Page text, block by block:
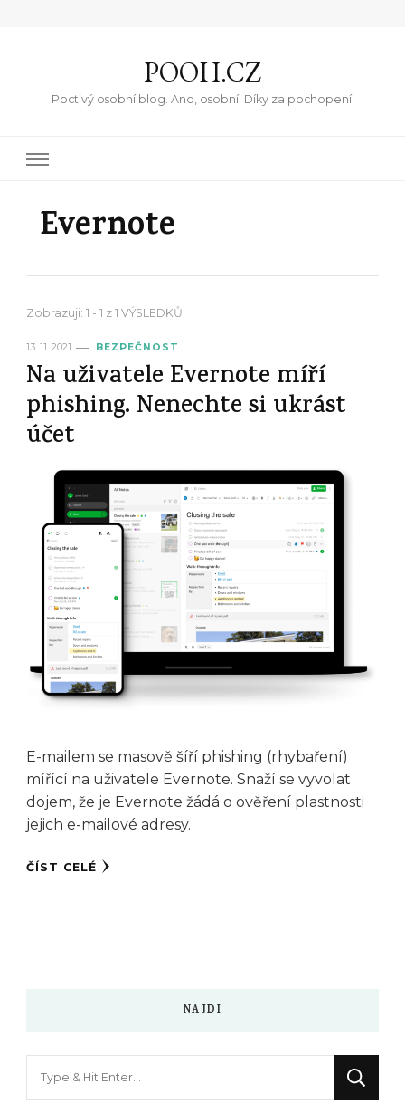
POOH.CZ
Poctivý osobní blog. Ano, osobní. Díky za pochopení.
Evernote
Zobrazuji: 1 - 1 z 1 VÝSLEDKŮ
13. 11. 2021 BEZPEČNOST
Na uživatele Evernote míří
phishing. Nenechte si ukrást
účet
E-mailem se masově šíří phishing (rhybaření)
mířící na uživatele Evernote. Snaží se vyvolat
dojem, že je Evernote žádá o ověření plastnosti
jejich e-mailové adresy.
ČÍST CELÉ
NAJDI